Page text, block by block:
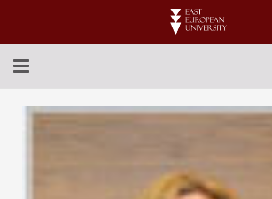
ABOUT EEU